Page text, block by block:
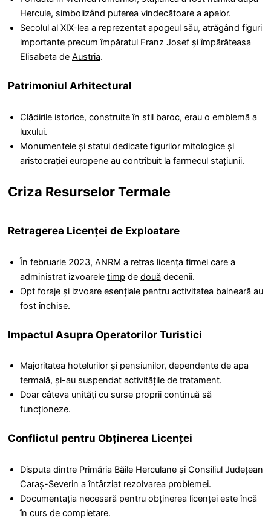
Hercule, simbolizând puterea vindecătoare a apelor.
Secolul al XIX-lea a reprezentat apogeul său, atrăgând figuri
importante precum împăratul Franz Josef și împărăteasa
Elisabeta de Austria.
Patrimoniul Arhitectural
Clădirile istorice, construite în stil baroc, erau o emblemă a
luxului.
Monumentele și statui dedicate figurilor mitologice și
aristocrației europene au contribuit la farmecul stațiunii.
Criza Resurselor Termale
Retragerea Licenței de Exploatare
În februarie 2023, ANRM a retras licența firmei care a
administrat izvoarele timp de două decenii.
Opt foraje și izvoare esențiale pentru activitatea balneară au
fost închise.
Impactul Asupra Operatorilor Turistici
Majoritatea hotelurilor și pensiunilor, dependente de apa
termală, și-au suspendat activitățile de tratament.
Doar câteva unități cu surse proprii continuă să
funcționeze.
Conflictul pentru Obținerea Licenței
Disputa dintre Primăria Băile Herculane și Consiliul Județean
Caraș-Severin a întârziat rezolvarea problemei.
Documentația necesară pentru obținerea licenței este încă
în curs de completare.